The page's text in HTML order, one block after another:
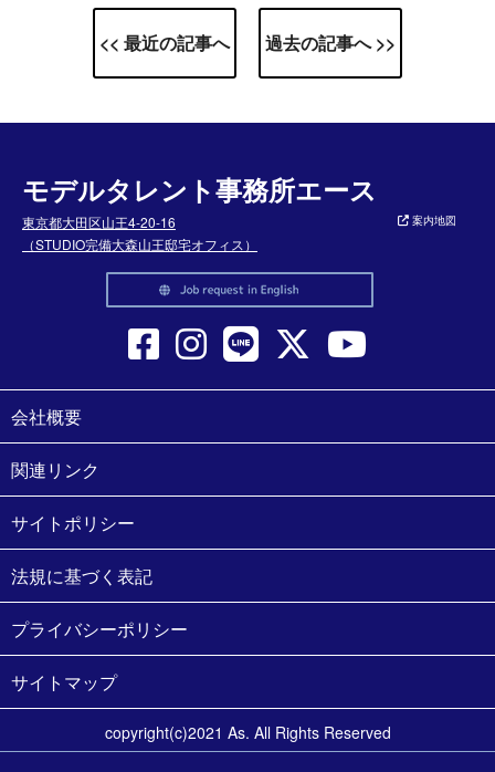
<< 最近の記事へ 過去の記事へ >>
モデルタレント事務所エース
東京都大田区山王4-20-16
（STUDIO完備大森山王邸宅オフィス）
案内地図
会社概要
関連リンク
サイトポリシー
法規に基づく表記
プライバシーポリシー
サイトマップ
copyright(c)2021 As. All Rights Reserved